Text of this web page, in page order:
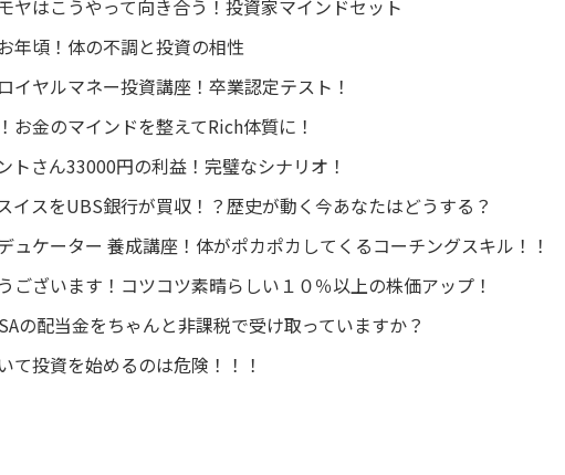
ヤはこうやって向き合う！投資家マインドセット
年頃！体の不調と投資の相性
イヤルマネー投資講座！卒業認定テスト！
お金のマインドを整えてRich体質に！
トさん33000円の利益！完璧なシナリオ！
イスをUBS銀行が買収！？歴史が動く今あなたはどうする？
ュケーター 養成講座！体がポカポカしてくるコーチングスキル！！
ございます！コツコツ素晴らしい１０％以上の株価アップ！
の配当金をちゃんと非課税で受け取っていますか？
て投資を始めるのは危険！！！